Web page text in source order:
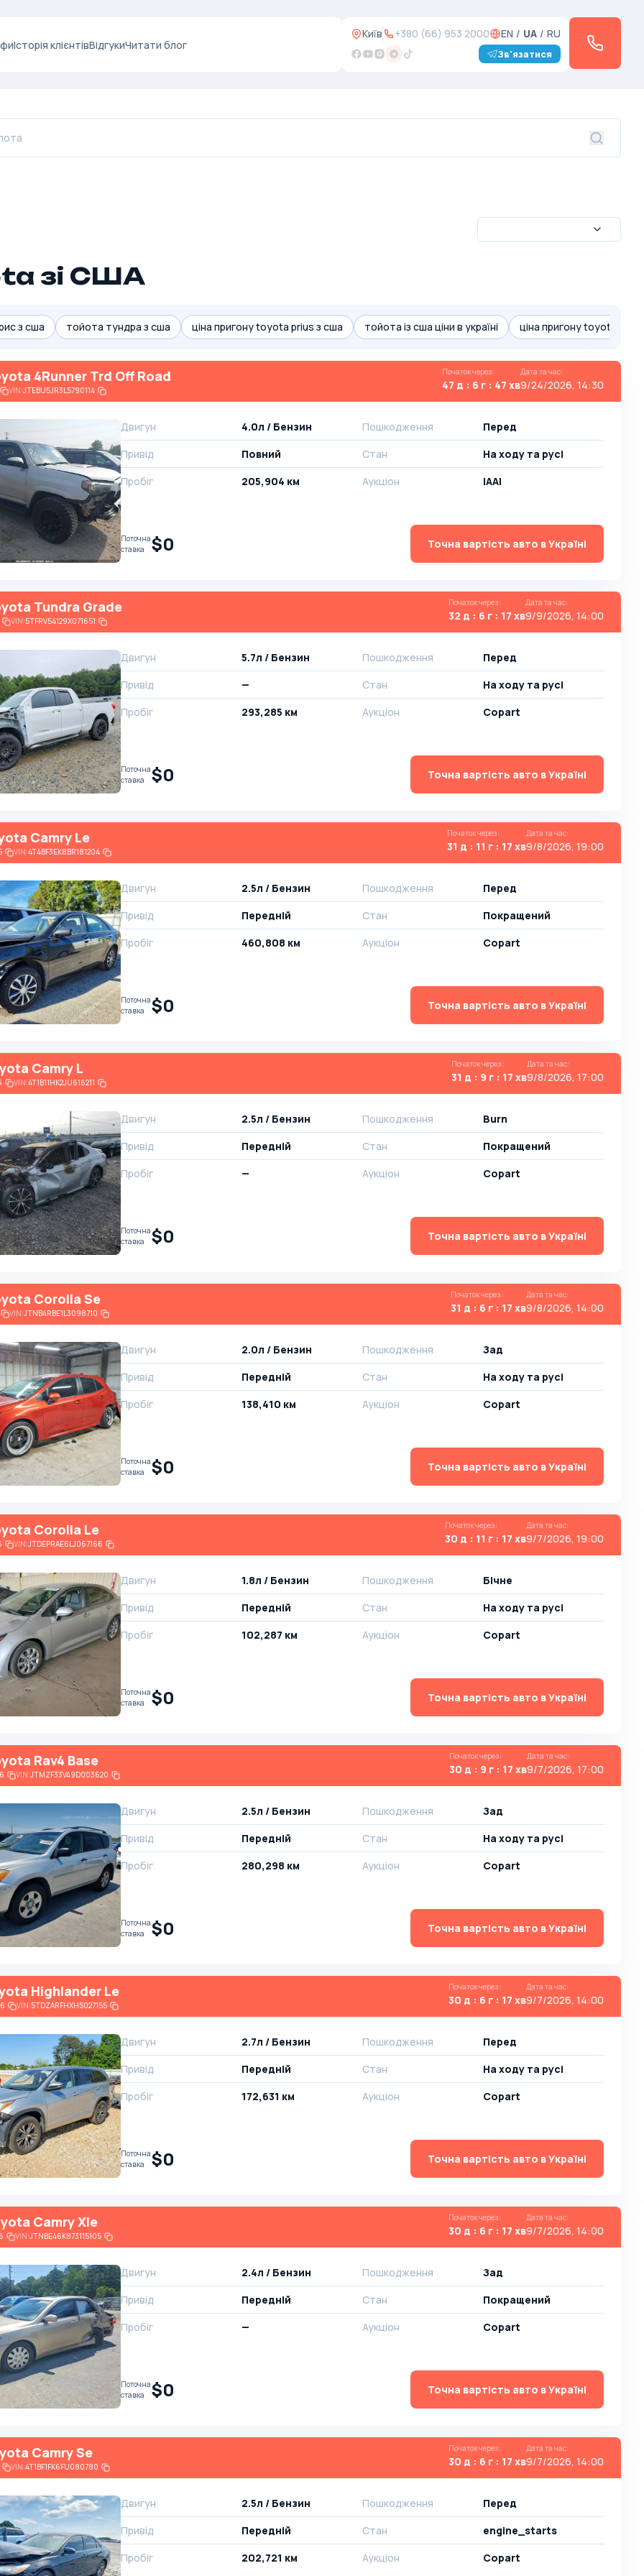
Історія клієнтівВідгукиЧитати блог
Київ +380 (66) 953 2000 EN / UA / RU
Зв'язатися
зі США
з сша тойота тундра з сша ціна пригону toyota prius з сша тойота із сша ціни в україні ціна пригону toyota
4Runner Trd Off Road
VIN:JTEBU5JR3L5790114
Початок через:
47 д : 6 г : 47 хв
Дата та час:
9/24/2026, 14:30
Двигун
4.0л / Бензин
Привід
Повний
Пробіг
205,904 км
Пошкодження
Перед
Стан
На ​​ходу та русі
Аукціон
IAAI
Поточна
ставка
$0 Точна вартість авто в Україні
Tundra Grade
VIN:5TFRV54129X071651
Початок через:
32 д : 6 г : 17 хв
Дата та час:
9/9/2026, 14:00
Двигун
5.7л / Бензин
Привід
—
Пробіг
293,285 км
Пошкодження
Перед
Стан
На ​​ходу та русі
Аукціон
Copart
Поточна
ставка
$0 Точна вартість авто в Україні
Camry Le
VIN:4T4BF3EK8BR181204
Початок через:
31 д : 11 г : 17 хв
Дата та час:
9/8/2026, 19:00
Двигун
2.5л / Бензин
Привід
Передній
Пробіг
460,808 км
Пошкодження
Перед
Стан
Покращений
Аукціон
Copart
Поточна
ставка
$0 Точна вартість авто в Україні
Camry L
VIN:4T1B11HK2JU616211
Початок через:
31 д : 9 г : 17 хв
Дата та час:
9/8/2026, 17:00
Двигун
2.5л / Бензин
Привід
Передній
Пробіг
—
Пошкодження
Burn
Стан
Покращений
Аукціон
Copart
Поточна
ставка
$0 Точна вартість авто в Україні
Corolla Se
VIN:JTNB4RBE1L3098710
Початок через:
31 д : 6 г : 17 хв
Дата та час:
9/8/2026, 14:00
Двигун
2.0л / Бензин
Привід
Передній
Пробіг
138,410 км
Пошкодження
Зад
Стан
На ​​ходу та русі
Аукціон
Copart
Поточна
ставка
$0 Точна вартість авто в Україні
Corolla Le
VIN:JTDEPRAE6LJ067166
Початок через:
30 д : 11 г : 17 хв
Дата та час:
9/7/2026, 19:00
Двигун
1.8л / Бензин
Привід
Передній
Пробіг
102,287 км
Пошкодження
Бічне
Стан
На ​​ходу та русі
Аукціон
Copart
Поточна
ставка
$0 Точна вартість авто в Україні
Rav4 Base
VIN:JTMZF33V49D003620
Початок через:
30 д : 9 г : 17 хв
Дата та час:
9/7/2026, 17:00
Двигун
2.5л / Бензин
Привід
Передній
Пробіг
280,298 км
Пошкодження
Зад
Стан
На ​​ходу та русі
Аукціон
Copart
Поточна
ставка
$0 Точна вартість авто в Україні
Highlander Le
VIN:5TDZARFHXHS027155
Початок через:
30 д : 6 г : 17 хв
Дата та час:
9/7/2026, 14:00
Двигун
2.7л / Бензин
Привід
Передній
Пробіг
172,631 км
Пошкодження
Перед
Стан
На ​​ходу та русі
Аукціон
Copart
Поточна
ставка
$0 Точна вартість авто в Україні
Camry Xle
VIN:JTNBE46K873115105
Початок через:
30 д : 6 г : 17 хв
Дата та час:
9/7/2026, 14:00
Двигун
2.4л / Бензин
Привід
Передній
Пробіг
—
Пошкодження
Зад
Стан
Покращений
Аукціон
Copart
Поточна
ставка
$0 Точна вартість авто в Україні
Camry Se
VIN:4T1BF1FK6FU080780
Початок через:
30 д : 6 г : 17 хв
Дата та час:
9/7/2026, 14:00
Двигун
2.5л / Бензин
Привід
Передній
Пробіг
202,721 км
Пошкодження
Перед
Стан
engine_starts
Аукціон
Copart